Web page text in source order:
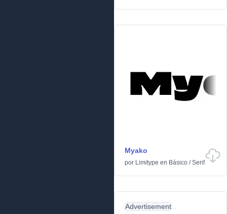
Myako
por Limitype en Básico /Serif
Advertisement